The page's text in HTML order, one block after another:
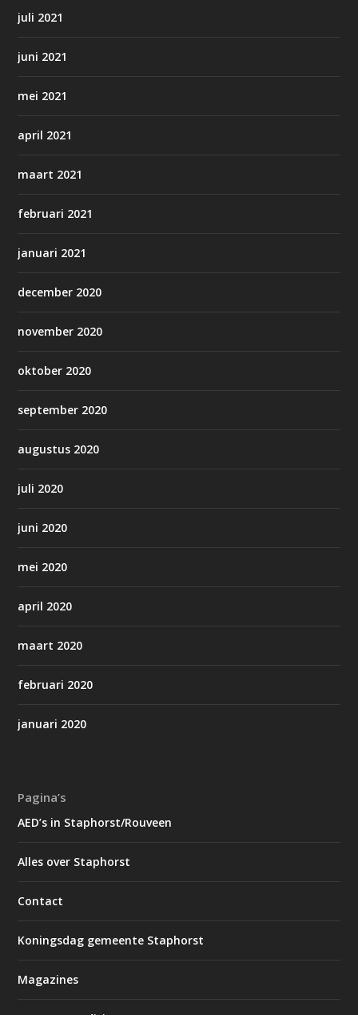
juli 2021
juni 2021
mei 2021
april 2021
maart 2021
februari 2021
januari 2021
december 2020
november 2020
oktober 2020
september 2020
augustus 2020
juli 2020
juni 2020
mei 2020
april 2020
maart 2020
februari 2020
januari 2020
Pagina’s
AED’s in Staphorst/Rouveen
Alles over Staphorst
Contact
Koningsdag gemeente Staphorst
Magazines